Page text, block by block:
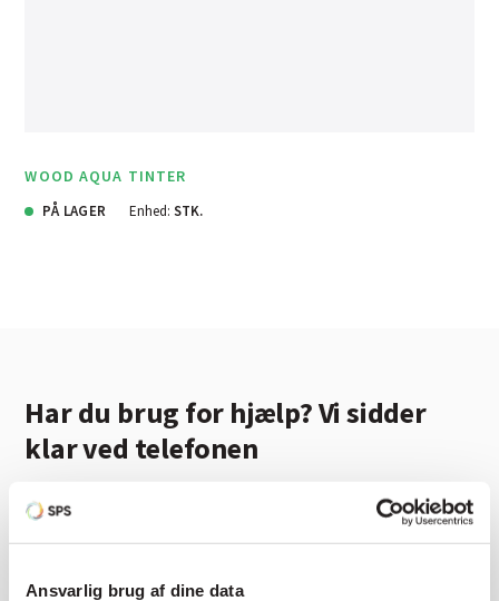
Ansvarlig brug af dine data
WOOD AQUA TINTER
PÅ LAGER Enhed: STK.
Har du brug for hjælp? Vi sidder
klar ved telefonen
Vi tilbyder et bredt sortiment af produkter til
autolakering. Lige meget om du skal bruge en enkelt farve,
blandeanlægsløsning, kan vi hjælpe dig.